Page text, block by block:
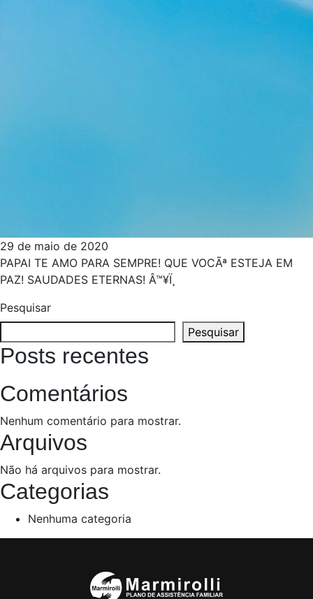
29 de maio de 2020
PAPAI TE AMO PARA SEMPRE! QUE VOCÃª ESTEJA EM
PAZ! SAUDADES ETERNAS! Â™¥Ï¸
Pesquisar
Pesquisar
Posts recentes
Comentários
Nenhum comentário para mostrar.
Arquivos
Não há arquivos para mostrar.
Categorias
Nenhuma categoria